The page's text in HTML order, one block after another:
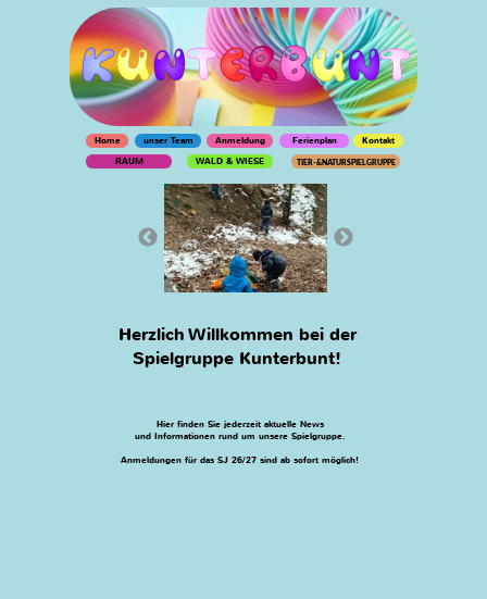
Home unser Team Anmeldung Ferienplan
Kontakt
RAUM
WALD & WIESE TIER-&NATURSPIELGRUPPE
Herzlich Willkommen bei der
Spielgruppe Kunterbunt!
Hier finden Sie jederzeit aktuelle News
und Informationen rund um unsere Spielgruppe.
Anmeldungen für das SJ 26/27 sind ab sofort möglich!